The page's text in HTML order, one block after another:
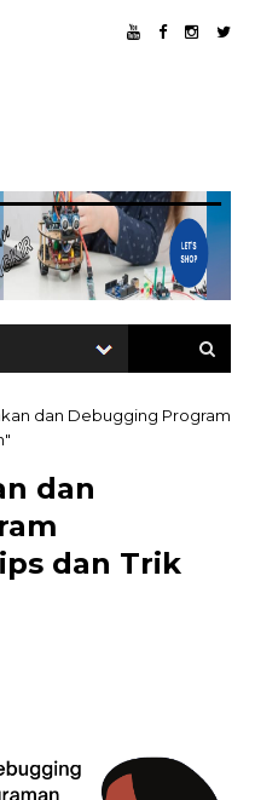
dan Debugging Program
dan
dan Trik